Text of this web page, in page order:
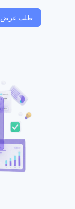
طلب عرض